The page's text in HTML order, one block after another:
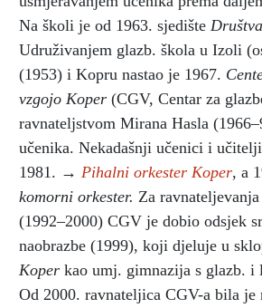
Na školi je od 1963. sjedište
Udruživanjem glazb. škola u Izoli
(1953) i Kopru nastao je 1967.
vzgojo Koper (CGV, Centar za
ravnateljstvom Mirana Hasla
učenika. Nekadašnji učenici i
1981. → Pihalni orkester Koper, a
komorni orkester. Za
(1992–2000) CGV je dobio odsjek
naobrazbe (1999), koji djeluje u
Koper kao umj. gimnazija s glazb. i
Od 2000. ravnateljica CGV-a bila